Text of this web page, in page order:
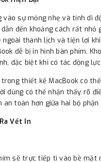
sự mỏng nhẹ và tính di
đến khoảng cách rất nhỏ
thanh lịch và tiện lợi
dễ bị in hình bàn phím.
đặc biệt khi có tác động
thiết kế MacBook có
dùng có thể nhận thấy rõ
toàn hơn giữa hai bộ phận
Vết In
sẽ trực tiếp tì vào bề mặt